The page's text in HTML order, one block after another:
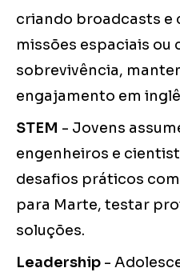
criando broadcasts e
missões espaciais ou
sobrevivência,
engajamento em
STEM - Jovens
engenheiros e
desafios práticos
para Marte, testar
soluções.
Leadership -